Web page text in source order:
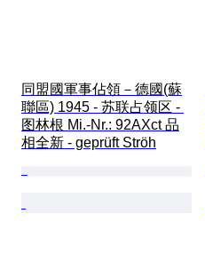
同盟國軍事佔領－德國(蘇
聯區) 1945 - 苏联占领区 -
图林根 Mi.-Nr.: 92AXct 品
相全新 - geprüft Ströh